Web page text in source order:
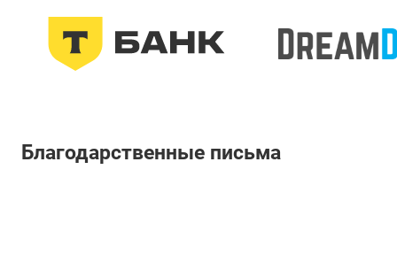
Благодарственные письма